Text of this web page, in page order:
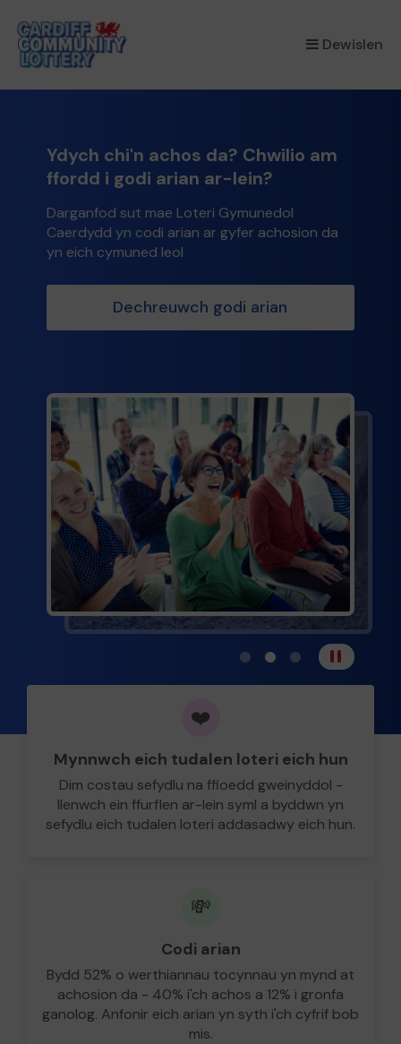
Dewislen
×
Ydych chi'n achos da? Chwilio am
ffordd i godi arian ar-lein?
Darganfod sut mae Loteri Gymunedol
Caerdydd yn codi arian ar gyfer achosion da
yn eich cymuned leol
Dechreuwch godi arian
Gweld delwedd carwsél 1
Gweld delwedd
Gweld delwedd
saib
❤️
Mynnwch eich tudalen loteri eich hun
Dim costau sefydlu na ffioedd gweinyddol -
llenwch ein ffurflen ar-lein syml a byddwn yn
sefydlu eich tudalen loteri addasadwy eich hun.
💸
Codi arian
Bydd 52% o werthiannau tocynnau yn mynd at
achosion da - 40% i'ch achos a 12% i gronfa
ganolog. Anfonir eich arian yn syth i'ch cyfrif bob
mis.